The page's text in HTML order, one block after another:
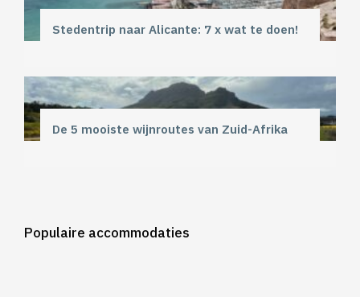
Stedentrip naar Alicante: 7 x wat te doen!
De 5 mooiste wijnroutes van Zuid-Afrika
Populaire accommodaties